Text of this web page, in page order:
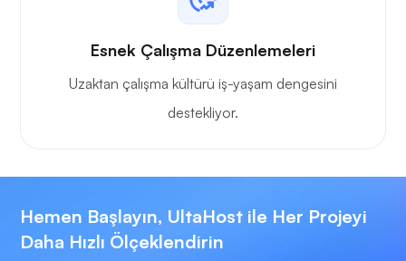
Esnek Çalışma Düzenlemeleri
Uzaktan çalışma kültürü iş-yaşam dengesini
destekliyor.
Hemen Başlayın, UltaHost ile Her Projeyi
Daha Hızlı Ölçeklendirin